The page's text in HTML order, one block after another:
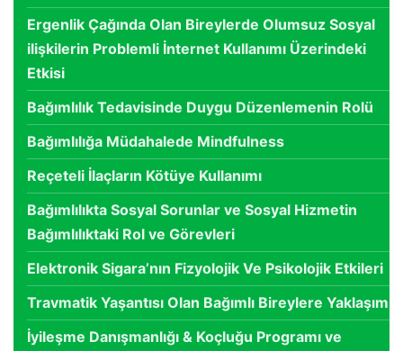
Ergenlik Çağında Olan Bireylerde Olumsuz Sosyal
ilişkilerin Problemli İnternet Kullanımı Üzerindeki
Etkisi
Bağımlılık Tedavisinde Duygu Düzenlemenin Rolü
Bağımlılığa Müdahalede Mindfulness
Reçeteli İlaçların Kötüye Kullanımı
Bağımlılıkta Sosyal Sorunlar ve Sosyal Hizmetin
Bağımlılıktaki Rol ve Görevleri
Elektronik Sigara’nın Fizyolojik Ve Psikolojik Etkileri
Travmatik Yaşantısı Olan Bağımlı Bireylere Yaklaşım
İyileşme Danışmanlığı & Koçluğu Programı ve